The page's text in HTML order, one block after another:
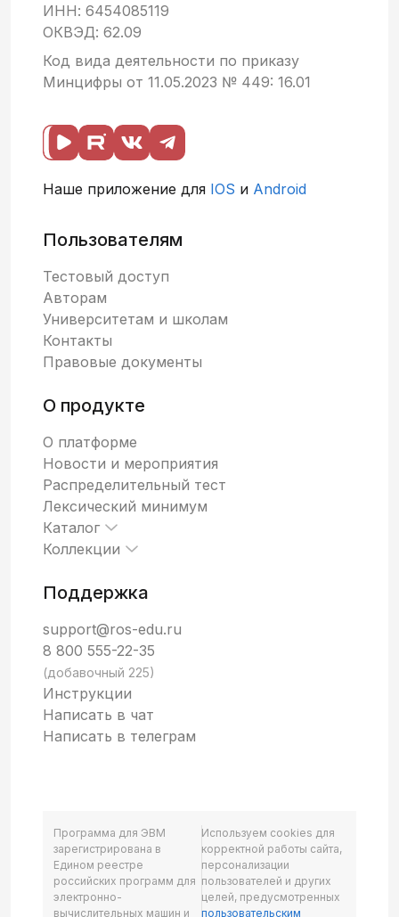
ИНН: 6454085119
ОКВЭД: 62.09
Код вида деятельности по приказу
Минцифры от 11.05.2023 № 449: 16.01
Наше приложение для IOS и Android
Пользователям
Тестовый доступ
Авторам
Университетам и школам
Контакты
Правовые документы
О продукте
О платформе
Новости и мероприятия
Распределительный тест
Лексический минимум
Каталог
Коллекции
Поддержка
support@ros-edu.ru
8 800 555-22-35
(добавочный 225)
Инструкции
Написать в чат
Написать в телеграм
Программа для ЭВМ
зарегистрирована в
Едином реестре
российских программ для
электронно-
вычислительных машин и
Используем cookies для
корректной работы сайта,
персонализации
пользователей и других
целей, предусмотренных
пользовательским